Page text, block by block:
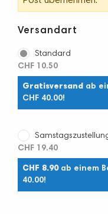
Versandart
Standard
CHF 10.50
Gratisversand ab
CHF 40.00!
CHF 19.40
CHF 8.90ab einem
40.00!